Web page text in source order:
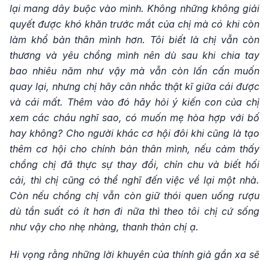
lại mang dây buộc vào mình. Không những không giải
quyết được khó khăn trước mắt của chị mà có khi còn
làm khổ bản thân mình hơn. Tôi biết là chị vẫn còn
thương và yêu chồng mình nên dù sau khi chia tay
bao nhiêu năm như vậy mà vẫn còn lấn cấn muốn
quay lại, nhưng chị hãy cân nhắc thật kĩ giữa cái được
và cái mất. Thêm vào đó hãy hỏi ý kiến con của chị
xem các cháu nghĩ sao, có muốn mẹ hòa hợp với bố
hay không? Cho người khác cơ hội đôi khi cũng là tạo
thêm cơ hội cho chính bản thân mình, nếu cảm thấy
chồng chị đã thực sự thay đổi, chỉn chu và biết hối
cải, thì chị cũng có thể nghĩ đến việc về lại một nhà.
Còn nếu chồng chị vẫn còn giữ thói quen uống rượu
dù tần suất có ít hơn đi nữa thì theo tôi chị cứ sống
như vậy cho nhẹ nhàng, thanh thản chị ạ.
Hi vọng rằng những lời khuyên của thính giả gần xa sẽ